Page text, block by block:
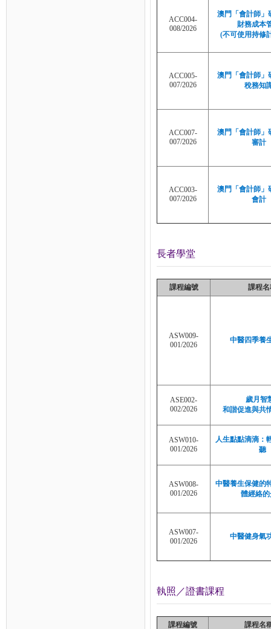
ACC004-
008/2026
澳門「會計師」
財務成本
(不可使用持修
ACC005-
007/2026
澳門「會計師」
稅務知
ACC007-
007/2026
澳門「會計師」
審計
ACC003-
007/2026
澳門「會計師」
會計
長者學堂
課程編號 課程名
ASW009-
001/2026
中醫四季養
ASE002-
002/2026
歲月智
和諧促進與共
ASW010-
001/2026
人生點點滴滴：
聽
ASW008-
001/2026
中醫養生保健的
體經絡
ASW007-
001/2026
中醫健身氣
執照／證書課程
課程編號 課程名